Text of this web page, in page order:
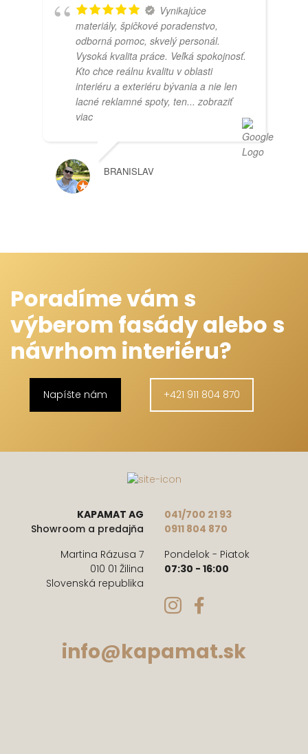
Vynikajúce
materiály, špičkové poradenstvo,
odborná pomoc, skvelý personál.
Vysoká kvalita práce. Veľká spokojnosť.
Kto chce reálnu kvalitu v oblasti
interiéru a exteriéru bývania a nie len
lacné reklamné spoty, ten... zobraziť
viac
BRANISLAV
Poradíme vám s
výberom fasády alebo s
návrhom interiéru?
Napíšte nám +421 911 804 870
KAPAMAT AG
Showroom a predajňa
Martina Rázusa 7
010 01 Žilina
Slovenská republika
041/700 21 93
0911 804 870
Pondelok - Piatok
07:30 - 16:00
info@kapamat.sk